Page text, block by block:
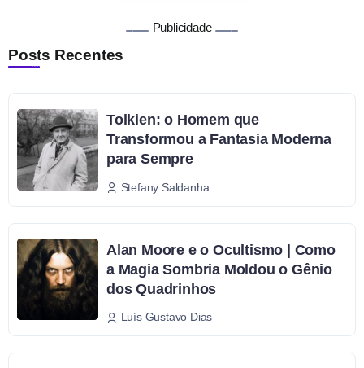
Publicidade
Posts Recentes
Tolkien: o Homem que
Transformou a Fantasia Moderna
para Sempre
Stefany Saldanha
Alan Moore e o Ocultismo | Como
a Magia Sombria Moldou o Gênio
dos Quadrinhos
Luís Gustavo Dias